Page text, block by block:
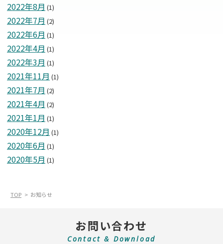
2022年8月 (1)
2022年7月 (2)
2022年6月 (1)
2022年4月 (1)
2022年3月 (1)
2021年11月 (1)
2021年7月 (2)
2021年4月 (2)
2021年1月 (1)
2020年12月 (1)
2020年6月 (1)
2020年5月 (1)
TOP お知らせ
お問い合わせ
Contact & Download